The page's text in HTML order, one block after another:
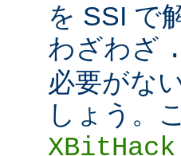
を SSI で
わざわざ
必要がな
しょう。
XBitHack